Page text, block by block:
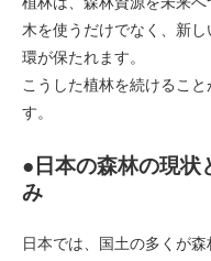
木を使うだけでなく、新
環が保たれます。
こうした植林を続けるこ
す。
●日本の森林の現状
み
日本では、国土の多くが森